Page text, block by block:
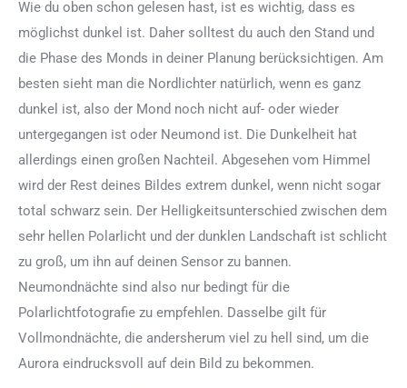
Wie du oben schon gelesen hast, ist es wichtig, dass es
möglichst dunkel ist. Daher solltest du auch den Stand und
die Phase des Monds in deiner Planung berücksichtigen. Am
besten sieht man die Nordlichter natürlich, wenn es ganz
dunkel ist, also der Mond noch nicht auf- oder wieder
untergegangen ist oder Neumond ist. Die Dunkelheit hat
allerdings einen großen Nachteil. Abgesehen vom Himmel
wird der Rest deines Bildes extrem dunkel, wenn nicht sogar
total schwarz sein. Der Helligkeitsunterschied zwischen dem
sehr hellen Polarlicht und der dunklen Landschaft ist schlicht
zu groß, um ihn auf deinen Sensor zu bannen.
Neumondnächte sind also nur bedingt für die
Polarlichtfotografie zu empfehlen. Dasselbe gilt für
Vollmondnächte, die andersherum viel zu hell sind, um die
Aurora eindrucksvoll auf dein Bild zu bekommen.